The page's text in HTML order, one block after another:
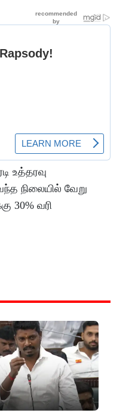
உத்தரவு
நிலையில் வேறு
30% வரி